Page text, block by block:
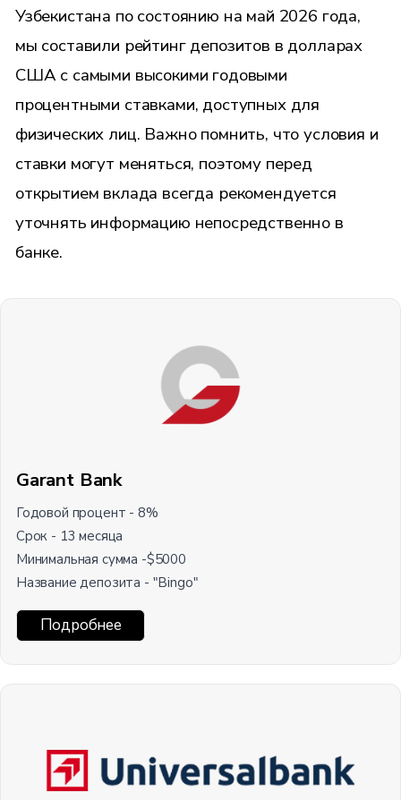
Узбекистана по состоянию на май 2026 года,
мы составили рейтинг депозитов в долларах
США с самыми высокими годовыми
процентными ставками, доступных для
физических лиц. Важно помнить, что условия и
ставки могут меняться, поэтому перед
открытием вклада всегда рекомендуется
уточнять информацию непосредственно в
банке.
Garant Bank
Годовой процент - 8%
Срок - 13 месяца
Минимальная сумма -$5000
Название депозита - "Bingo"
Подробнее